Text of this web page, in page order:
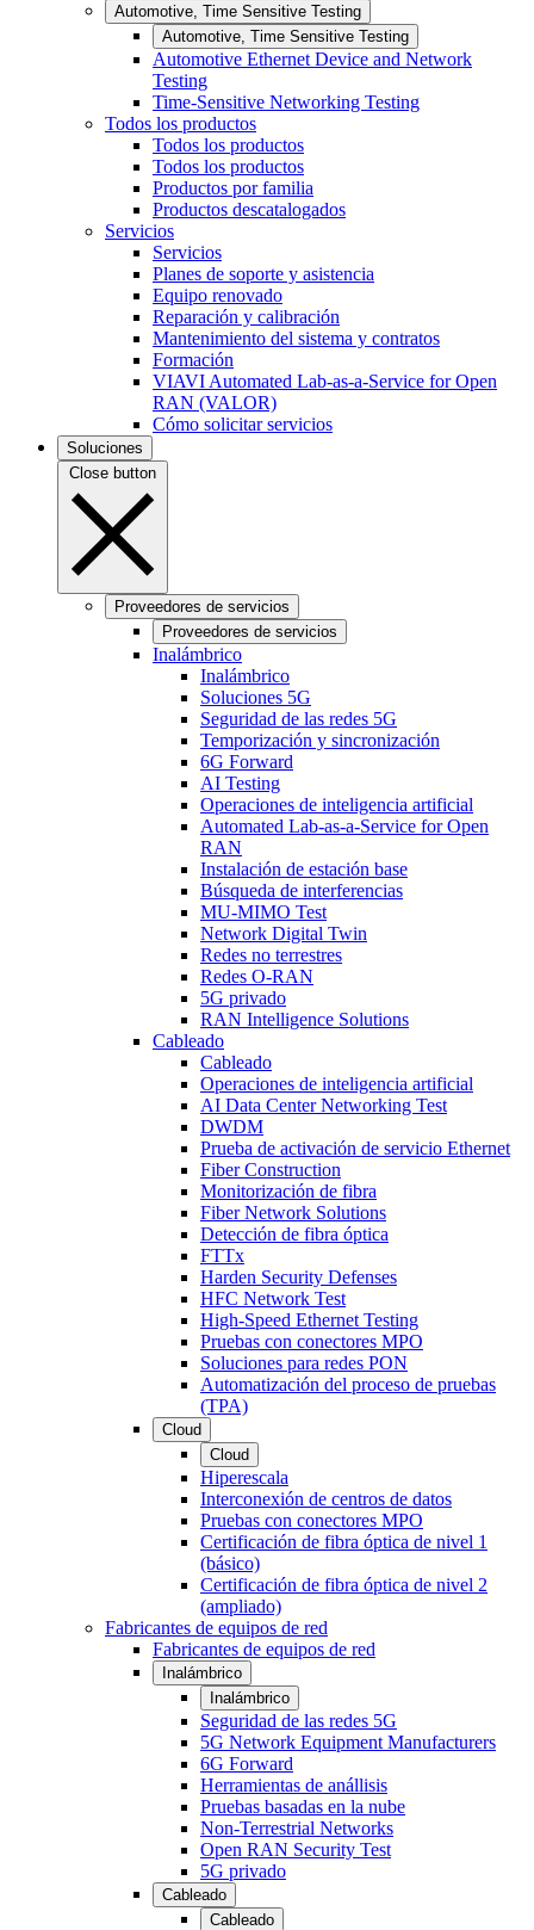
Automotive, Time Sensitive Testing
Automotive, Time Sensitive Testing
Automotive Ethernet Device and Network
Testing
Time-Sensitive Networking Testing
Todos los productos
Todos los productos
Todos los productos
Productos por familia
Productos descatalogados
Servicios
Servicios
Planes de soporte y asistencia
Equipo renovado
Reparación y calibración
Mantenimiento del sistema y contratos
Formación
VIAVI Automated Lab-as-a-Service for Open
RAN (VALOR)
Cómo solicitar servicios
Soluciones
Close button
Proveedores de servicios
Proveedores de servicios
Inalámbrico
Inalámbrico
Soluciones 5G
Seguridad de las redes 5G
Temporización y sincronización
6G Forward
AI Testing
Operaciones de inteligencia artificial
Automated Lab-as-a-Service for Open
RAN
Instalación de estación base
Búsqueda de interferencias
MU-MIMO Test
Network Digital Twin
Redes no terrestres
Redes O-RAN
5G privado
RAN Intelligence Solutions
Cableado
Cableado
Operaciones de inteligencia artificial
AI Data Center Networking Test
DWDM
Prueba de activación de servicio Ethernet
Fiber Construction
Monitorización de fibra
Fiber Network Solutions
Detección de fibra óptica
FTTx
Harden Security Defenses
HFC Network Test
High-Speed Ethernet Testing
Pruebas con conectores MPO
Soluciones para redes PON
Automatización del proceso de pruebas
(TPA)
Cloud
Cloud
Hiperescala
Interconexión de centros de datos
Pruebas con conectores MPO
Certificación de fibra óptica de nivel 1
(básico)
Certificación de fibra óptica de nivel 2
(ampliado)
Fabricantes de equipos de red
Fabricantes de equipos de red
Inalámbrico
Inalámbrico
Seguridad de las redes 5G
5G Network Equipment Manufacturers
6G Forward
Herramientas de anállisis
Pruebas basadas en la nube
Non-Terrestrial Networks
Open RAN Security Test
5G privado
Cableado
Cableado